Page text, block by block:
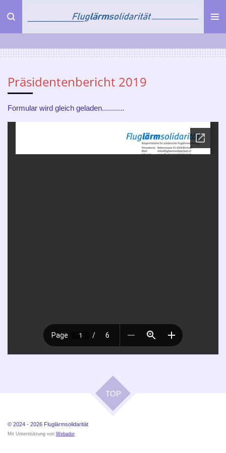
Zum
Hauptinhalt
springen
Präsidentenbericht 2019
Formular wird gleich geladen...........
TOP
© 2024 - 2026 Fluglärmsolidarität
Mit Unterstützung von Webador